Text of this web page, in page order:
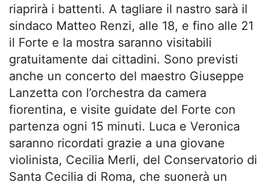
riaprirà i battenti. A tagliare il nastro sarà il
sindaco Matteo Renzi, alle 18, e fino alle 21
il Forte e la mostra saranno visitabili
gratuitamente dai cittadini. Sono previsti
anche un concerto del maestro Giuseppe
Lanzetta con l’orchestra da camera
fiorentina, e visite guidate del Forte con
partenza ogni 15 minuti. Luca e Veronica
saranno ricordati grazie a una giovane
violinista, Cecilia Merli, del Conservatorio di
Santa Cecilia di Roma, che suonerà un